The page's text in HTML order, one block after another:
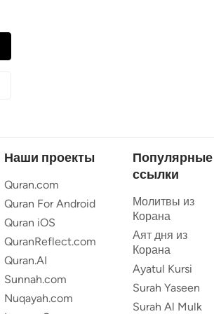
Наши проекты
Quran.com
Quran For Android
Quran iOS
QuranReflect.com
Quran.AI
Sunnah.com
Nuqayah.com
Популярные
ссылки
Молитвы из
Корана
Аят дня из
Корана
Ayatul Kursi
Surah Yaseen
Surah Al Mulk